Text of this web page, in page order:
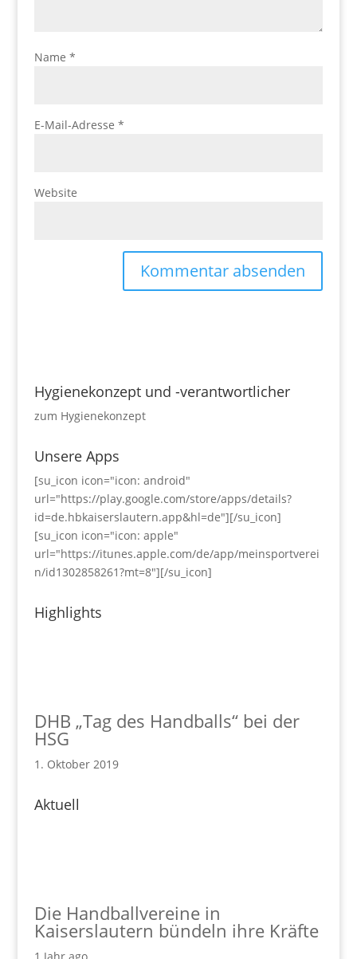
Name *
E-Mail-Adresse *
Website
Hygienekonzept und -verantwortlicher
zum Hygienekonzept
Unsere Apps
[su_icon icon="icon: android"
url="https://play.google.com/store/apps/details?
id=de.hbkaiserslautern.app&hl=de"][/su_icon]
[su_icon icon="icon: apple"
url="https://itunes.apple.com/de/app/meinsportverei
n/id1302858261?mt=8"][/su_icon]
Highlights
DHB „Tag des Handballs“ bei der
HSG
1. Oktober 2019
Aktuell
Die Handballvereine in
Kaiserslautern bündeln ihre Kräfte